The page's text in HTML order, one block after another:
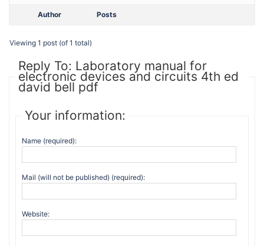
Author Posts
Viewing 1 post (of 1 total)
Reply To: Laboratory manual for
electronic devices and circuits 4th ed
david bell pdf
Your information:
Name (required):
Mail (will not be published) (required):
Website: